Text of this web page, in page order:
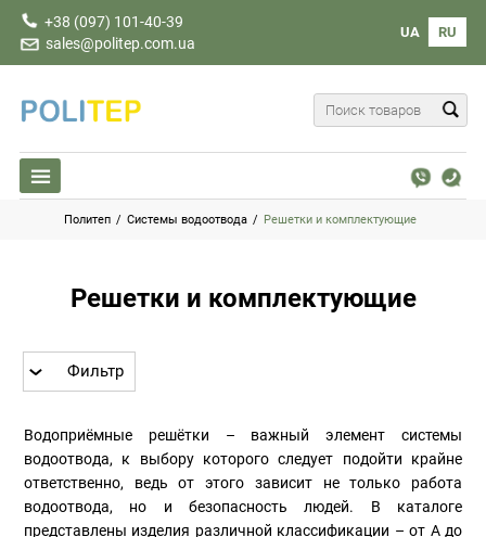
+38 (097) 101-40-39
sales@politep.com.ua
UA RU
Политеп / Системы водоотвода / Решетки и комплектующие
Решетки и комплектующие
Фильтр
Водоприёмные решётки – важный элемент системы
водоотвода, к выбору которого следует подойти крайне
ответственно, ведь от этого зависит не только работа
водоотвода, но и безопасность людей. В каталоге
представлены изделия различной классификации – от A до